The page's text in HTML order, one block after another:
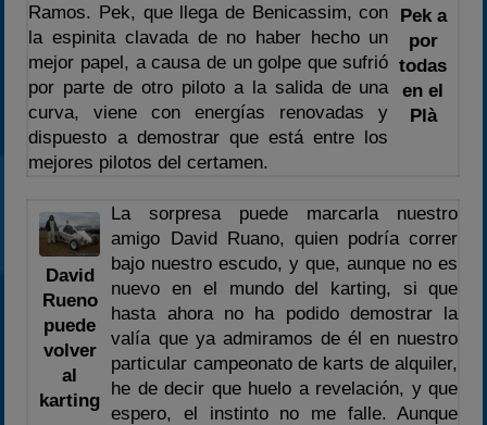
Ramos. Pek, que llega de Benicassim, con
la espinita clavada de no haber hecho un
mejor papel, a causa de un golpe que sufrió
por parte de otro piloto a la salida de una
curva, viene con energías renovadas y
dispuesto a demostrar que está entre los
mejores pilotos del certamen.
Pek a
por
todas
en el
Plà
David
Rueno
puede
volver
al
karting
La sorpresa puede marcarla nuestro
amigo David Ruano, quien podría correr
bajo nuestro escudo, y que, aunque no es
nuevo en el mundo del karting, si que
hasta ahora no ha podido demostrar la
valía que ya admiramos de él en nuestro
particular campeonato de karts de alquiler,
he de decir que huelo a revelación, y que
espero, el instinto no me falle. Aunque